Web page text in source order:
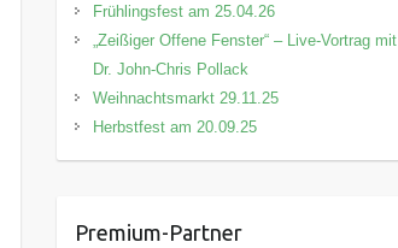
Frühlingsfest am 25.04.26
„Zeißiger Offene Fenster“ – Live-Vortrag mit
Dr. John-Chris Pollack
Weihnachtsmarkt 29.11.25
Herbstfest am 20.09.25
Premium-Partner